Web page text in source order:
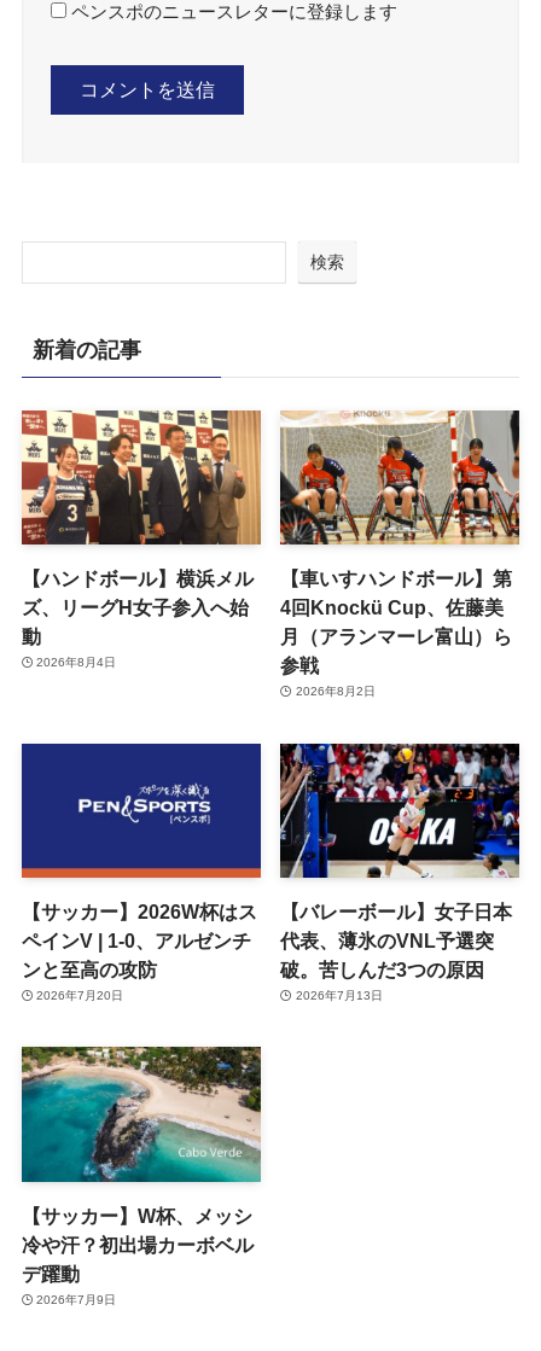
ペンスポのニュースレターに登録します
検索
新着の記事
【ハンドボール】横浜メル
ズ、リーグH女子参入へ始
動
2026年8月4日
【車いすハンドボール】第
4回Knockü Cup、佐藤美
月（アランマーレ富山）ら
参戦
2026年8月2日
【サッカー】2026W杯はス
ペインV | 1-0、アルゼンチ
ンと至高の攻防
2026年7月20日
【バレーボール】女子日本
代表、薄氷のVNL予選突
破。苦しんだ3つの原因
2026年7月13日
【サッカー】W杯、メッシ
冷や汗？初出場カーボベル
デ躍動
2026年7月9日